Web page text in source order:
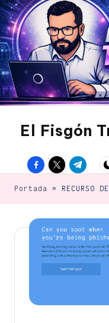
Saltar
al
contenido
El Fisgón
sitio
noticias
tecnología
Facebook
Twitter
Canal
Portada » RECURSO